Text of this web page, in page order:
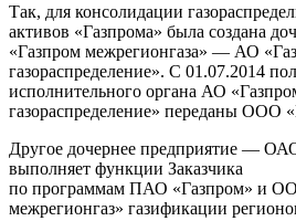
Так, для консолидации
активов «Газпрома» была создана
«Газпром межрегионгаза» — АО
газораспределение». С 01.07.2014
исполнительного органа АО
газораспределение» переданы ООО
Другое дочернее предприятие —
выполняет функции Заказчика
по программам ПАО «Газпром» и
межрегионгаз» газификации